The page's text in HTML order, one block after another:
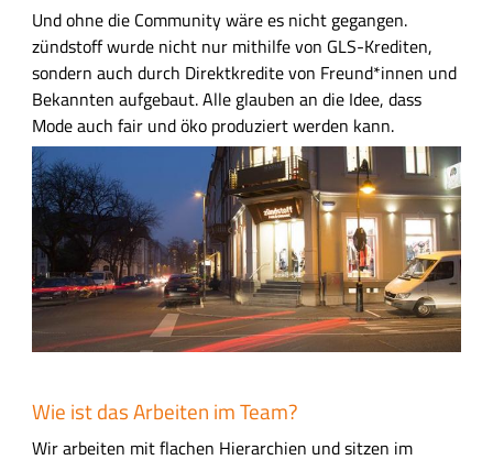
Und ohne die Community wäre es nicht gegangen.
zündstoff wurde nicht nur mithilfe von GLS-Krediten,
sondern auch durch Direktkredite von Freund*innen und
Bekannten aufgebaut. Alle glauben an die Idee, dass
Mode auch fair und öko produziert werden kann.
B
i
l
d
s
L
Wie ist das Arbeiten im Team?
Wir arbeiten mit flachen Hierarchien und sitzen im